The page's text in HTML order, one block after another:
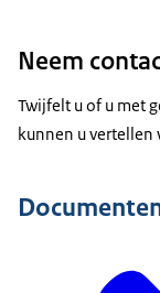
kunt uw
Neem
Twijfelt u of u met
kunnen u vertellen